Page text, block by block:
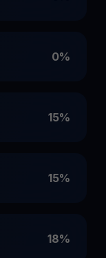
0%
15%
15%
18%